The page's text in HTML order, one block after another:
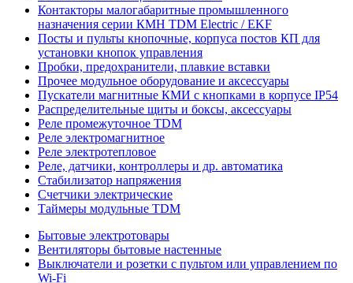
Контакторы малогабаритные промышленного
назначения серии КМН TDM Electric / EKF
Посты и пульты кнопочные, корпуса постов КП для
установки кнопок управления
Пробки, предохранители, плавкие вставки
Прочее модульное оборудование и аксессуары
Пускатели магнитные КМИ с кнопками в корпусе IP54
Распределительные щиты и боксы, аксессуары
Реле промежуточное TDM
Реле электромагнитное
Реле электротепловое
Реле, датчики, контроллеры и др. автоматика
Стабилизатор напряжения
Счетчики электрические
Таймеры модульные TDM
Бытовые электротовары
Вентиляторы бытовые настенные
Выключатели и розетки с пультом или управлением по
Wi-Fi